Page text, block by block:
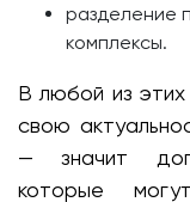
разделение
комплексы.
В любой из
свою
— значит
которые